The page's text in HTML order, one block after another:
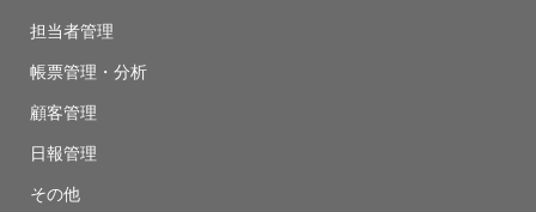
担当者管理
帳票管理・分析
顧客管理
日報管理
その他